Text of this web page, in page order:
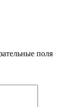
поля